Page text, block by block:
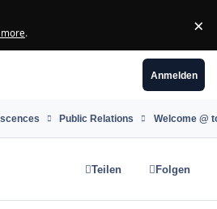
. ×
Anmelden
Public Relations Welcome @
Teilen Folgen